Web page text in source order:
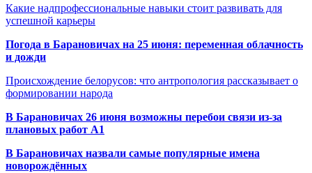
Какие надпрофессиональные навыки стоит развивать для
успешной карьеры
Погода в Барановичах на 25 июня: переменная облачность
и дожди
Происхождение белорусов: что антропология рассказывает о
формировании народа
В Барановичах 26 июня возможны перебои связи из-за
плановых работ A1
В Барановичах назвали самые популярные имена
новорождённых